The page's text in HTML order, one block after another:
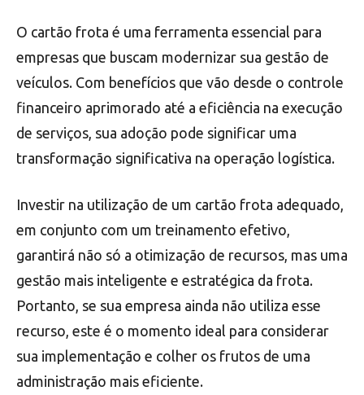
O cartão frota é uma ferramenta essencial para
empresas que buscam modernizar sua gestão de
veículos. Com benefícios que vão desde o controle
financeiro aprimorado até a eficiência na execução
de serviços, sua adoção pode significar uma
transformação significativa na operação logística.
Investir na utilização de um cartão frota adequado,
em conjunto com um treinamento efetivo,
garantirá não só a otimização de recursos, mas uma
gestão mais inteligente e estratégica da frota.
Portanto, se sua empresa ainda não utiliza esse
recurso, este é o momento ideal para considerar
sua implementação e colher os frutos de uma
administração mais eficiente.